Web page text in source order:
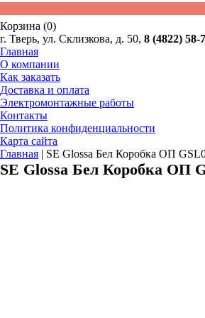
Корзина (0)
г. Тверь, ул. Склизкова, д. 50, 8 (4822) 58-
Главная
О компании
Как заказать
Доставка и оплата
Электромонтажные работы
Контакты
Политика конфиденциальности
Карта сайта
Главная | SE Glossa Бел Коробка ОП
SE Glossa Бел Коробка ОП